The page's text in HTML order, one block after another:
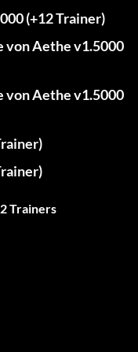
(+12 Trainer)
von Aethe v1.5000
von Aethe v1.5000
Trainers